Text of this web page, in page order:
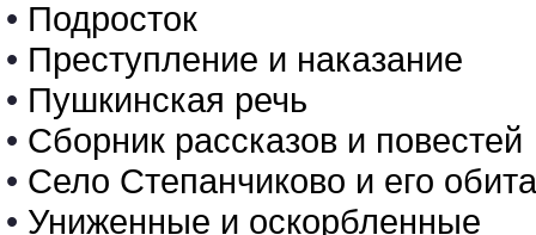
• Подросток
• Преступление и наказание
• Пушкинская речь
• Сборник рассказов и повестей
• Село Степанчиково и его
• Униженные и оскорбленные